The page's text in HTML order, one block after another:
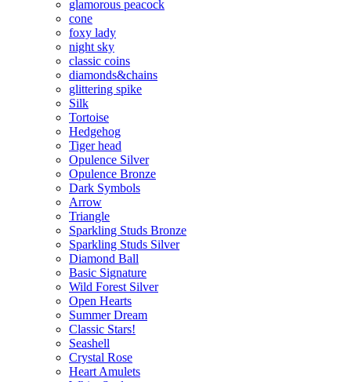
glamorous peacock
cone
foxy lady
night sky
classic coins
diamonds&chains
glittering spike
Silk
Tortoise
Hedgehog
Tiger head
Opulence Silver
Opulence Bronze
Dark Symbols
Arrow
Triangle
Sparkling Studs Bronze
Sparkling Studs Silver
Diamond Ball
Basic Signature
Wild Forest Silver
Open Hearts
Summer Dream
Classic Stars!
Seashell
Crystal Rose
Heart Amulets